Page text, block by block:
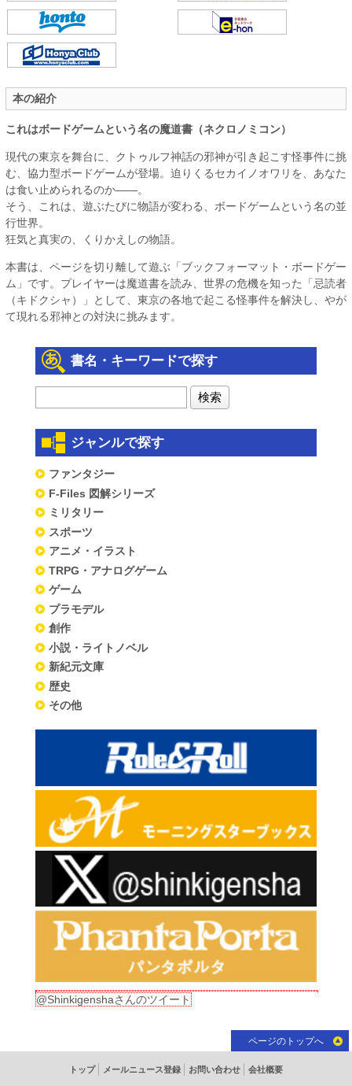
本の紹介
これはボードゲームという名の魔道書（ネクロノミコン）
現代の東京を舞台に、クトゥルフ神話の邪神が引き起こす怪事件に挑
む、協力型ボードゲームが登場。迫りくるセカイノオワリを、あなた
は食い止められるのか――。
そう、これは、遊ぶたびに物語が変わる、ボードゲームという名の並
行世界。
狂気と真実の、くりかえしの物語。
本書は、ページを切り離して遊ぶ「ブックフォーマット・ボードゲー
ム」です。プレイヤーは魔道書を読み、世界の危機を知った「忌読者
（キドクシャ）」として、東京の各地で起こる怪事件を解決し、やが
て現れる邪神との対決に挑みます。
書名・キーワードで探す
ジャンルで探す
ファンタジー
F-Files 図解シリーズ
ミリタリー
スポーツ
アニメ・イラスト
TRPG・アナログゲーム
ゲーム
プラモデル
創作
小説・ライトノベル
新紀元文庫
歴史
その他
@Shinkigenshaさんのツイート
ページのトップへ
トップ メールニュース登録 お問い合わせ 会社概要